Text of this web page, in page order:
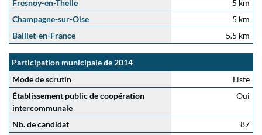
Fresnoy-en-Thelle
5 km
Champagne-sur-Oise
5 km
Baillet-en-France
5.5 km
Participation municipale de 2014
Mode de scrutin
Liste
Établissement public de coopération
intercommunale
Oui
Nb. de candidat
87